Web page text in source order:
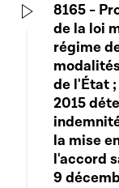
8165 -
de la loi
régime
de l'État ;
2015
la mise
l'accord
9